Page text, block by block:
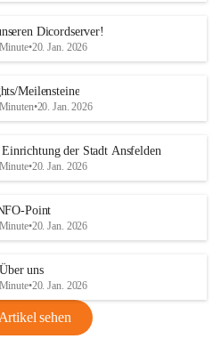
Dicordserver!
•20. Jan. 2026
Meilensteine
•20. Jan. 2026
der Stadt Ansfelden
•20. Jan. 2026
Point
•20. Jan. 2026
Über uns
•20. Jan. 2026
sehen